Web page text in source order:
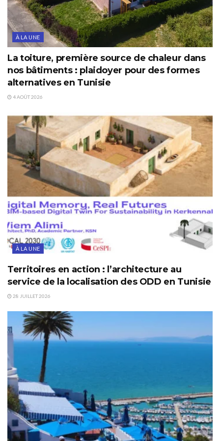
À LA UNE
La toiture, première source de chaleur dans
nos bâtiments : plaidoyer pour des formes
alternatives en Tunisie
4 AOÛT 2026
À LA UNE
Territoires en action : l’architecture au
service de la localisation des ODD en Tunisie
28 JUILLET 2026